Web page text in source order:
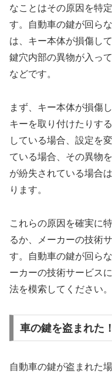
なことはその原因を特
す。自動車の鍵が回ら
は、キー本体が損傷し
鍵穴内部の異物が入っ
などです。
まず、キー本体が損傷
キーを取り付けたりす
している場合、設定を
ている場合、その異物
が紛失されている場合
ります。
これらの原因を確実に
るか、メーカーの技術
す。自動車の鍵が回ら
ーカーの技術サービス
法を模索してください。
車の鍵を盗まれた！
自動車の鍵が盗まれた